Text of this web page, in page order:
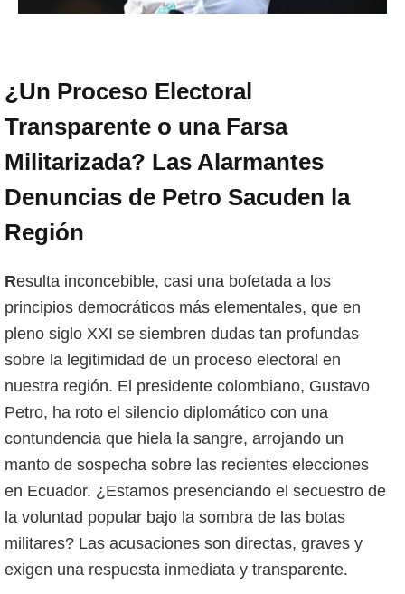
¿Un Proceso Electoral
Transparente o una Farsa
Militarizada? Las Alarmantes
Denuncias de Petro Sacuden la
Región
Resulta inconcebible, casi una bofetada a los
principios democráticos más elementales, que en
pleno siglo XXI se siembren dudas tan profundas
sobre la legitimidad de un proceso electoral en
nuestra región. El presidente colombiano, Gustavo
Petro, ha roto el silencio diplomático con una
contundencia que hiela la sangre, arrojando un
manto de sospecha sobre las recientes elecciones
en Ecuador. ¿Estamos presenciando el secuestro de
la voluntad popular bajo la sombra de las botas
militares? Las acusaciones son directas, graves y
exigen una respuesta inmediata y transparente.